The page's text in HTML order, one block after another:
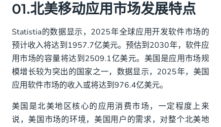
01.北美移动应用市场发展特点
Statistia的数据显示，2025年全球应用开发软件市场的
预计收入将达到1957.7亿美元。预估到2030年，软件应
用市场的容量将达到2509.1亿美元。美国是应用市场规
模增长较为突出的国家之一，数据显示，2025年，美国
应用软件市场的收入或将达到976.4亿美元。
美国是北美地区核心的应用消费市场，一定程度上来
说，美国市场的环境，美国用户的需求，对整个北美地